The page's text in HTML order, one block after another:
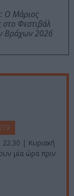
Ο Μάριος
Φεστιβάλ
Βράχων 2026
| Κυριακή
μία ώρα πριν